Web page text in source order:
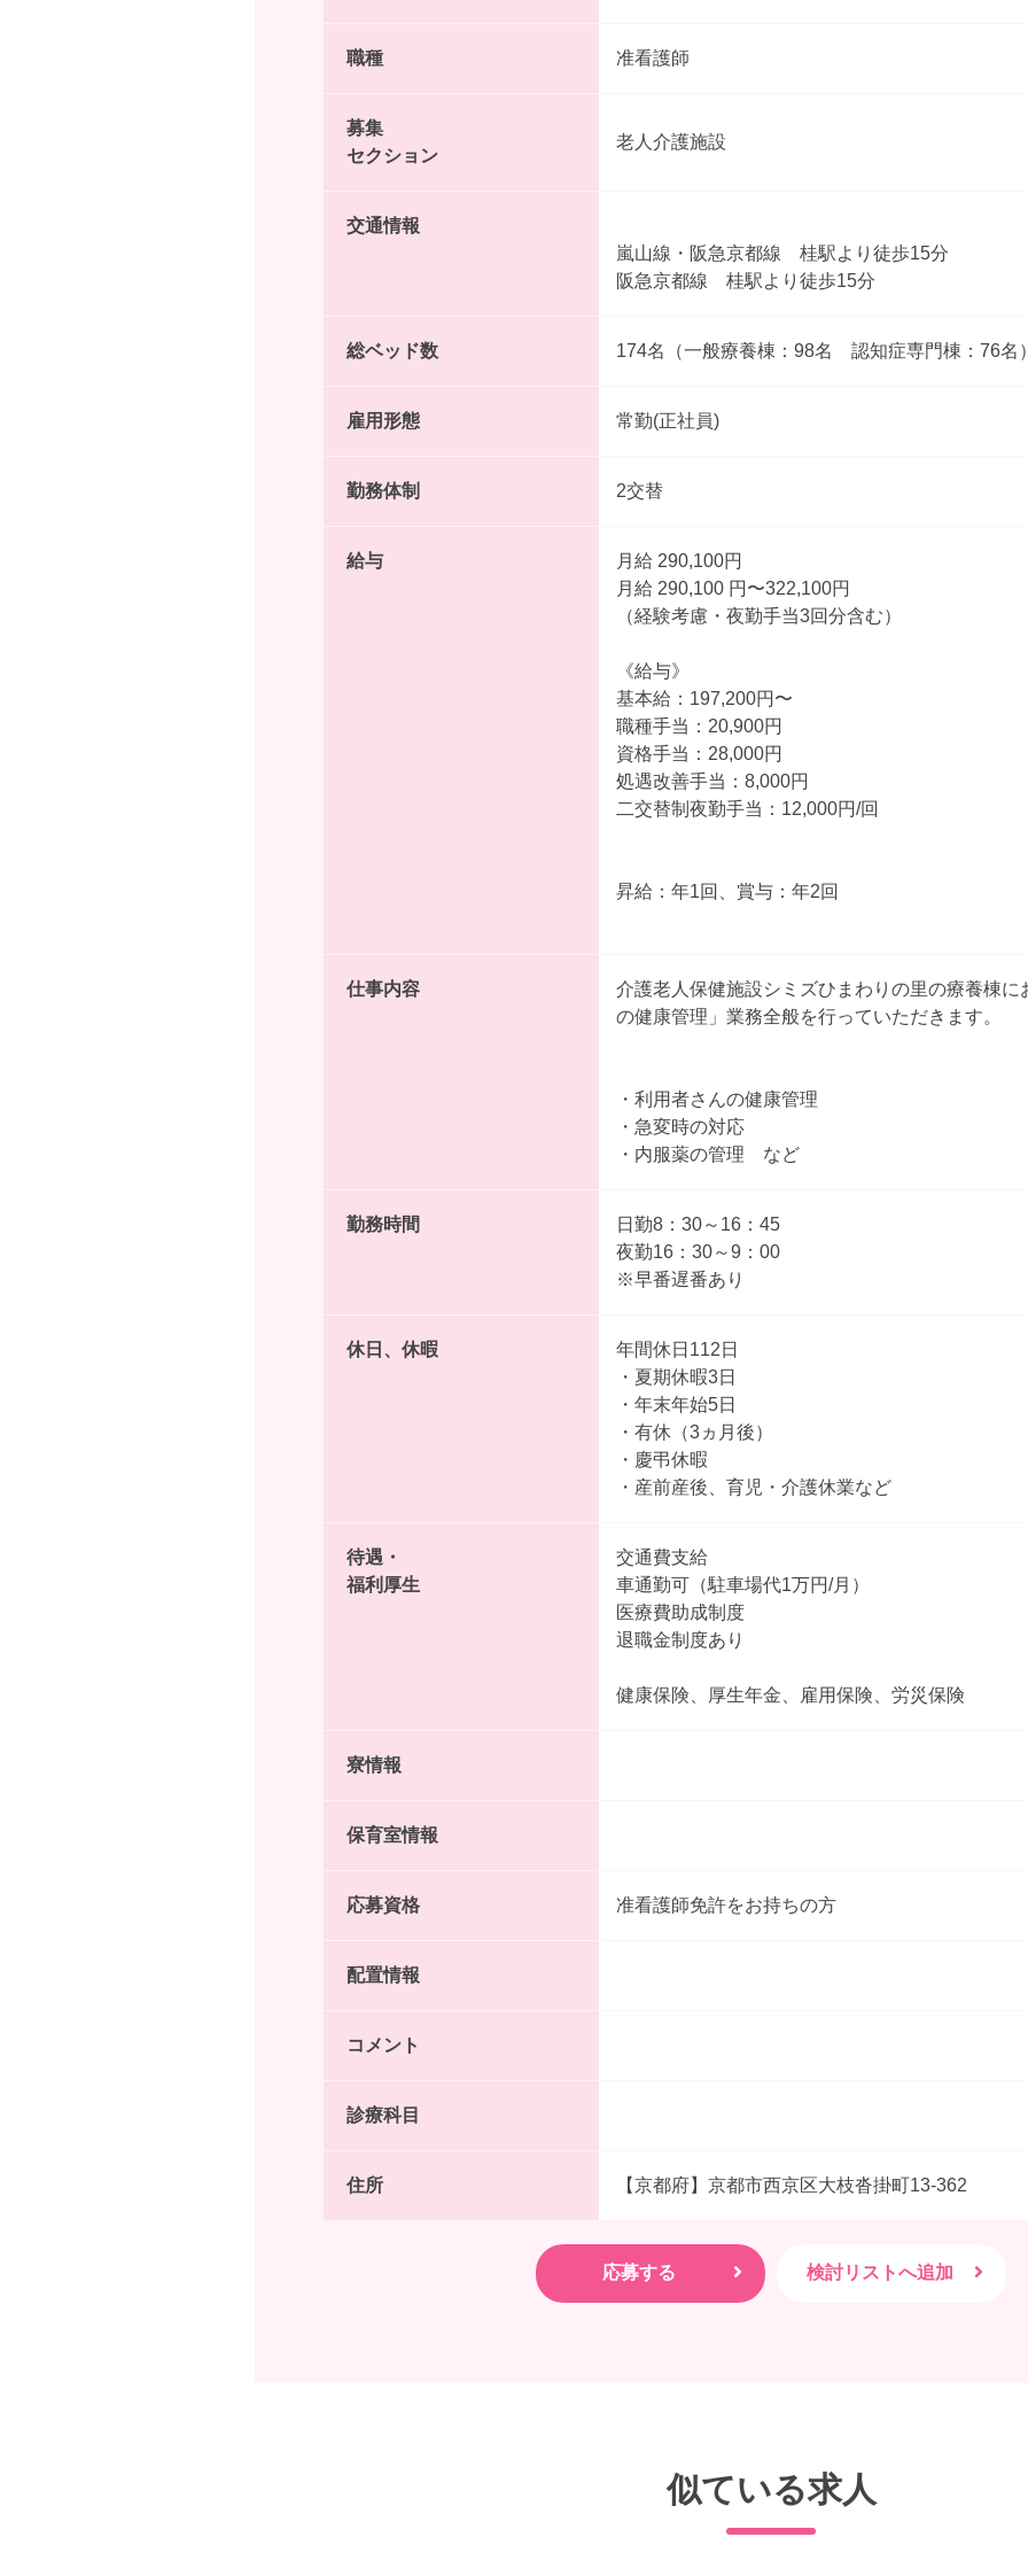
職種 准看護師
募集
セクション
老人介護施設
交通情報
嵐山線・阪急京都線 桂駅より徒歩15分
阪急京都線 桂駅より徒歩15分
総ベッド数 174名（一般療養棟：98名 認知症専門棟：76名
雇用形態 常勤(正社員)
勤務体制 2交替
給与
月給 290,100円
月給 290,100 円〜322,100円
（経験考慮・夜勤手当3回分含む）
《給与》
基本給：197,200円〜
職種手当：20,900円
資格手当：28,000円
処遇改善手当：8,000円
二交替制夜勤手当：12,000円/回
昇給：年1回、賞与：年2回
仕事内容
介護老人保健施設シミズひまわりの里の療養棟に
の健康管理」業務全般を行っていただきます。
・利用者さんの健康管理
・急変時の対応
・内服薬の管理 など
勤務時間
日勤8：30～16：45
夜勤16：30～9：00
※早番遅番あり
休日、休暇
年間休日112日
・夏期休暇3日
・年末年始5日
・有休（3ヵ月後）
・慶弔休暇
・産前産後、育児・介護休業など
待遇・
福利厚生
交通費支給
車通勤可（駐車場代1万円/月）
医療費助成制度
退職金制度あり
健康保険、厚生年金、雇用保険、労災保険
寮情報
保育室情報
応募資格 准看護師免許をお持ちの方
配置情報
コメント
診療科目
住所 【京都府】京都市西京区大枝沓掛町13-362
似ている求人